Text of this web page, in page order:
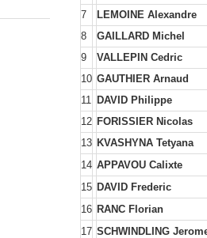
7
LEMOINE Alexandre
8
GAILLARD Michel
9
VALLEPIN Cedric
10 GAUTHIER Arnaud
11 DAVID Philippe
12 FORISSIER Nicolas
13 KVASHYNA Tetyana
14 APPAVOU Calixte
15 DAVID Frederic
16 RANC Florian
17 SCHWINDLING